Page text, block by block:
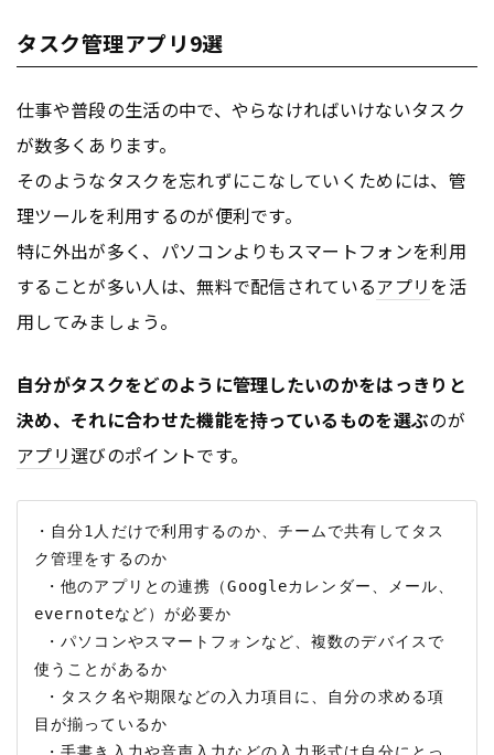
タスク管理アプリ9選
仕事や普段の生活の中で、やらなければいけないタスク
が数多くあります。
そのようなタスクを忘れずにこなしていくためには、管
理ツールを利用するのが便利です。
特に外出が多く、パソコンよりもスマートフォンを利用
することが多い人は、無料で配信されているアプリを活
用してみましょう。
自分がタスクをどのように管理したいのかをはっきりと
決め、それに合わせた機能を持っているものを選ぶのが
アプリ選びのポイントです。
・自分1人だけで利用するのか、チームで共有してタス
ク管理をするのか
evernoteなど）が必要か
使うことがあるか
目が揃っているか